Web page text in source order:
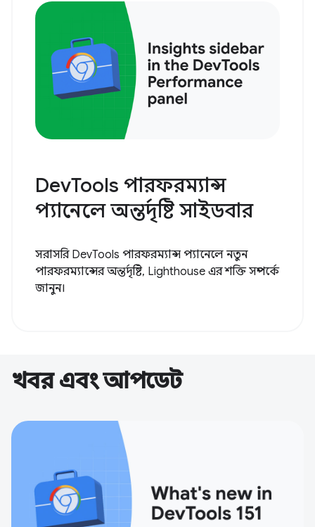
DevTools পারফরম্যান্স
প্যানেলে অন্তর্দৃষ্টি সাইডবার
সরাসরি DevTools পারফরম্যান্স প্যানেলে নতুন
পারফরম্যান্সের অন্তর্দৃষ্টি, Lighthouse এর শক্তি সম্পর্কে
জানুন।
খবর এবং আপডেট